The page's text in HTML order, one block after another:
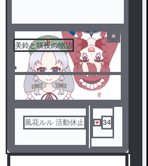
美鈴と咲夜の物語
風花ルル 活動休止 34